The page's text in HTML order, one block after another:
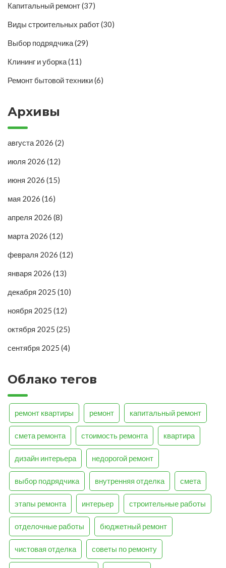
Капитальный ремонт(37)
Виды строительных работ(30)
Выбор подрядчика(29)
Клининг и уборка(11)
Ремонт бытовой техники(6)
Архивы
августа 2026 (2)
июля 2026 (12)
июня 2026 (15)
мая 2026 (16)
апреля 2026 (8)
марта 2026 (12)
февраля 2026 (12)
января 2026 (13)
декабря 2025 (10)
ноября 2025 (12)
октября 2025 (25)
сентября 2025 (4)
Облако тегов
ремонт квартиры ремонт капитальный ремонт
смета ремонта стоимость ремонта квартира
дизайн интерьера недорогой ремонт
выбор подрядчика внутренняя отделка смета
этапы ремонта интерьер строительные работы
отделочные работы бюджетный ремонт
чистовая отделка советы по ремонту